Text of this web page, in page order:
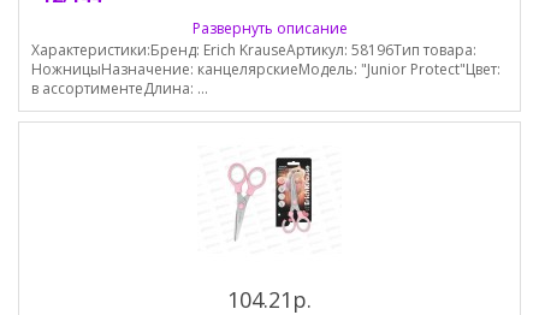
Развернуть описание
Характеристики:Бренд: Erich KrauseАртикул: 58196Тип товара:
НожницыНазначение: канцелярскиеМодель: "Junior Protect"Цвет:
в ассортиментеДлина: ...
104.21р.